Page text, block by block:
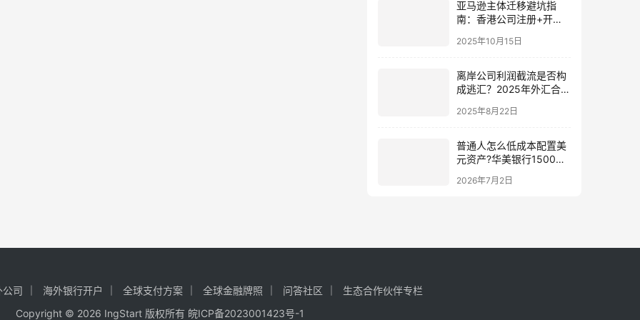
亚马逊主体迁移避坑指
南：香港公司注册+开户
议收藏！）
2025年10月15日
离岸公司利润截流是否构
成逃汇？2025年外汇合规
点）
2025年8月22日
普通人怎么低成本配置美
元资产?华美银行1500美
2026年7月2日
公司 海外银行开户 全球支付方案 全球金融牌照 问答社区
生态合作伙伴专栏
Copyright © 2026 IngStart 版权所有 皖ICP备2023001423号-1